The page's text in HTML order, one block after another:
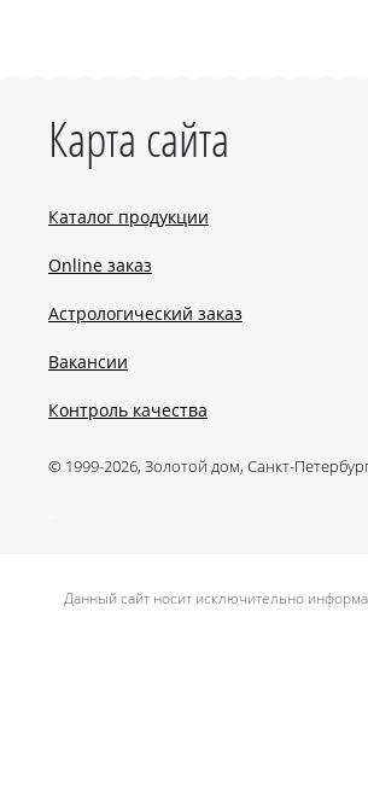
Карта сайта
Каталог продукции
Online заказ
Астрологический заказ
Вакансии
Контроль качества
© 1999-2026, Золотой дом, Санкт-
Данный сайт носит исключительно